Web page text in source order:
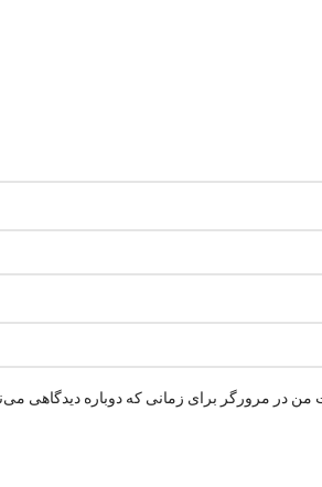
من در مرورگر برای زمانی که دوباره دیدگاهی